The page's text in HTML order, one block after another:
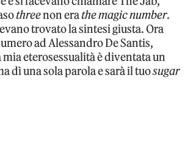
threenon erathe magic number.
trovato la sintesi giusta. Ora
ad Alessandro De Santis,
mia eterosessualità è diventata un
dì una sola parola e sarà il tuosugar